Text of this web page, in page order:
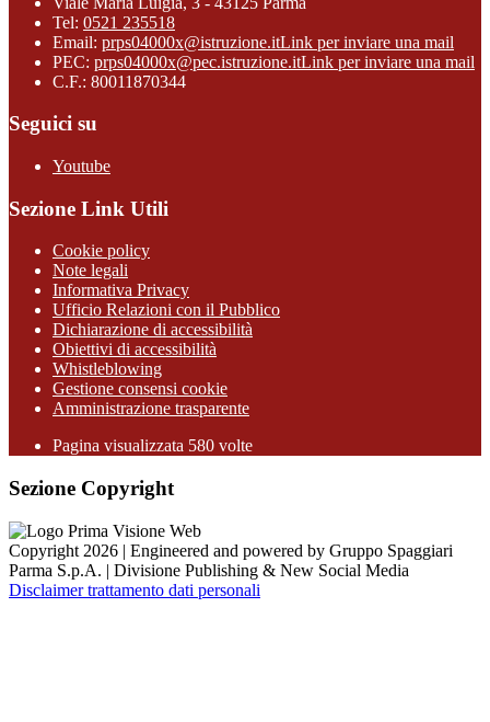
Tel: 0521 235518
Email: prps04000x@istruzione.itLink per inviare una mail
PEC: prps04000x@pec.istruzione.itLink per inviare una mail
C.F.: 80011870344
Seguici su
Youtube
Sezione Link Utili
Cookie policy
Note legali
Informativa Privacy
Ufficio Relazioni con il Pubblico
Dichiarazione di accessibilità
Obiettivi di accessibilità
Whistleblowing
Gestione consensi cookie
Amministrazione trasparente
Pagina visualizzata 580 volte
Sezione Copyright
Copyright 2026 | Engineered and powered by Gruppo Spaggiari
Parma S.p.A. | Divisione Publishing & New Social Media
Disclaimer trattamento dati personali